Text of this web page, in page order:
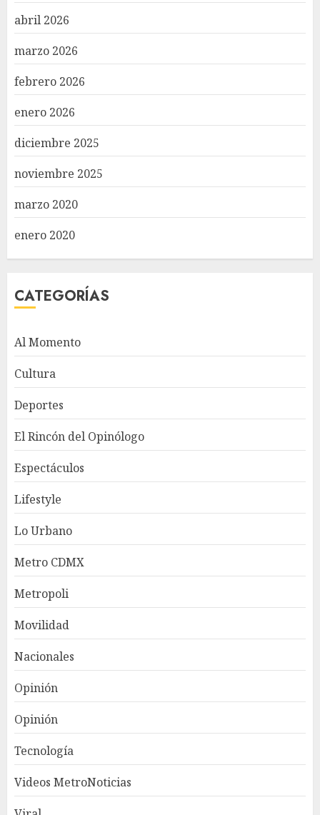
abril 2026
marzo 2026
febrero 2026
enero 2026
diciembre 2025
noviembre 2025
marzo 2020
enero 2020
CATEGORÍAS
Al Momento
Cultura
Deportes
El Rincón del Opinólogo
Espectáculos
Lifestyle
Lo Urbano
Metro CDMX
Metropoli
Movilidad
Nacionales
Opinión
Opinión
Tecnología
Videos MetroNoticias